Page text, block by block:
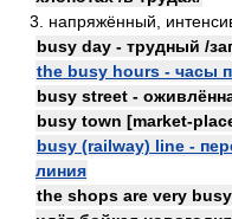
3. напряжённый,
busy day - трудный /
the busy hours - часы
busy street -
busy town [market-
busy (railway) line -
линия
the shops are very